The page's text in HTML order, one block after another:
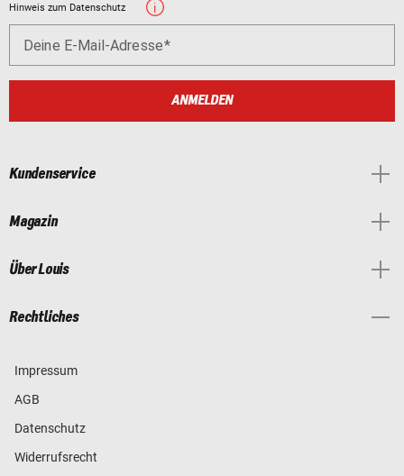
Hinweis zum Datenschutz
Deine E-Mail-Adresse
ANMELDEN
Kundenservice
Magazin
Über Louis
Rechtliches
Impressum
AGB
Datenschutz
Widerrufsrecht